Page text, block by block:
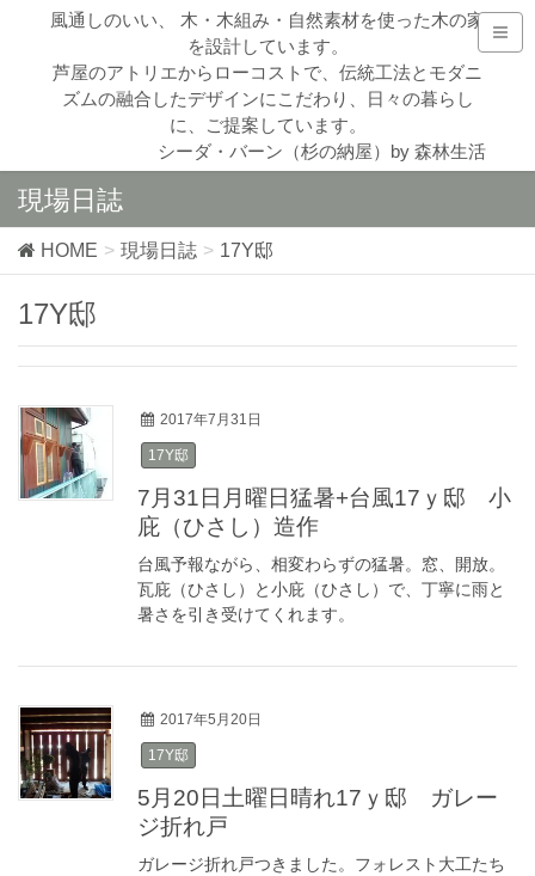
風通しのいい、 木・木組み・自然素材を使った木の家
を設計しています。
芦屋のアトリエからローコストで、伝統工法とモダニ
ズムの融合したデザインにこだわり、日々の暮らし
に、ご提案しています。
シーダ・バーン（杉の納屋）by 森林生活
現場日誌
HOME 現場日誌 17Y邸
17Y邸
2017年7月31日
17Y邸
7月31日月曜日猛暑+台風17ｙ邸 小
庇（ひさし）造作
台風予報ながら、相変わらずの猛暑。窓、開放。
瓦庇（ひさし）と小庇（ひさし）で、丁寧に雨と
暑さを引き受けてくれます。
2017年5月20日
17Y邸
5月20日土曜日晴れ17ｙ邸 ガレー
ジ折れ戸
ガレージ折れ戸つきました。フォレスト大工たち